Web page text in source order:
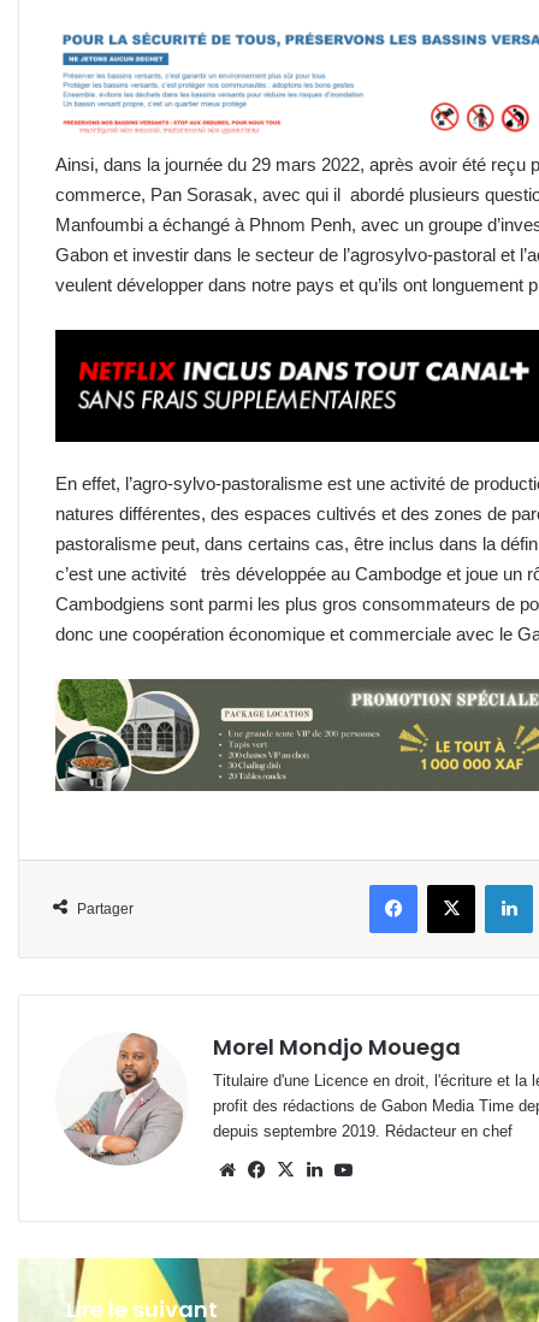
Ainsi, dans la journée du 29 mars 2022, après avoir été reçu
commerce, Pan Sorasak, avec qui il abordé plusieurs
Manfoumbi a échangé à Phnom Penh, avec un groupe
Gabon et investir dans le secteur de l’agrosylvo-pastoral et
veulent développer dans notre pays et qu’ils ont
En effet, l’agro-sylvo-pastoralisme est une activité de
natures différentes, des espaces cultivés et des zones de
pastoralisme peut, dans certains cas, être inclus dans la
c’est une activité très développée au Cambodge et joue un
Cambodgiens sont parmi les plus gros consommateurs de
donc une coopération économique et commerciale avec le
Partager
FacebookX
Morel Mondjo Mouega
Titulaire d'une Licence en droit, l'écriture et la
profit des rédactions de Gabon Media Time
depuis septembre 2019. Rédacteur en chef
WebsiteFacebook
X Linkedin
Lire le suivant